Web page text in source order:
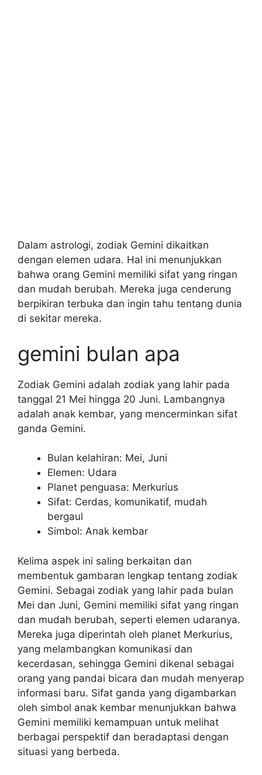
Dalam astrologi, zodiak Gemini dikaitkan
dengan elemen udara. Hal ini menunjukkan
bahwa orang Gemini memiliki sifat yang ringan
dan mudah berubah. Mereka juga cenderung
berpikiran terbuka dan ingin tahu tentang dunia
di sekitar mereka.
gemini bulan apa
Zodiak Gemini adalah zodiak yang lahir pada
tanggal 21 Mei hingga 20 Juni. Lambangnya
adalah anak kembar, yang mencerminkan sifat
ganda Gemini.
Bulan kelahiran: Mei, Juni
Elemen: Udara
Planet penguasa: Merkurius
Sifat: Cerdas, komunikatif, mudah
bergaul
Simbol: Anak kembar
Kelima aspek ini saling berkaitan dan
membentuk gambaran lengkap tentang zodiak
Gemini. Sebagai zodiak yang lahir pada bulan
Mei dan Juni, Gemini memiliki sifat yang ringan
dan mudah berubah, seperti elemen udaranya.
Mereka juga diperintah oleh planet Merkurius,
yang melambangkan komunikasi dan
kecerdasan, sehingga Gemini dikenal sebagai
orang yang pandai bicara dan mudah menyerap
informasi baru. Sifat ganda yang digambarkan
oleh simbol anak kembar menunjukkan bahwa
Gemini memiliki kemampuan untuk melihat
berbagai perspektif dan beradaptasi dengan
situasi yang berbeda.